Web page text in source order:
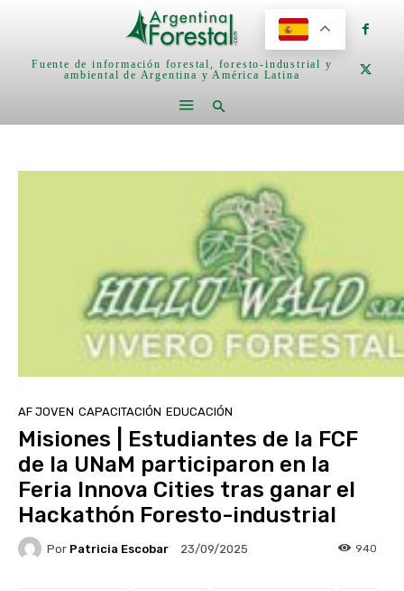
Fuente de información forestal, foresto-industrial y
ambiental de Argentina y América Latina
AF JOVEN CAPACITACIÓN EDUCACIÓN
Misiones | Estudiantes de la FCF
de la UNaM participaron en la
Feria Innova Cities tras ganar el
Hackathón Foresto-industrial
Por Patricia Escobar 23/09/2025 940